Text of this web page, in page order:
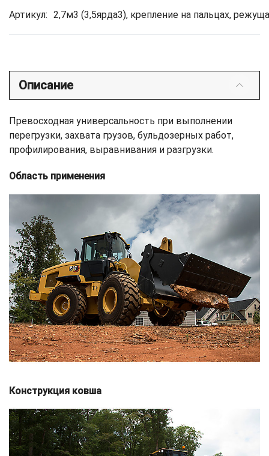
Артикул: 2,7м3 (3,5ярда3), крепление на пальцах,
Описание
Превосходная универсальность при выполнении
перегрузки, захвата грузов, бульдозерных работ,
профилирования, выравнивания и разгрузки.
Область применения
Конструкция ковша